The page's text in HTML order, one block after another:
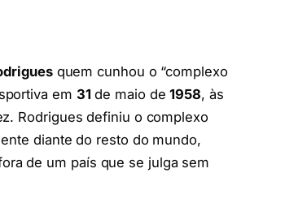
quem cunhou o “complexo
em 31 de maio de1958, às
Rodrigues definiu o complexo
diante do resto do mundo,
de um país que se julga sem